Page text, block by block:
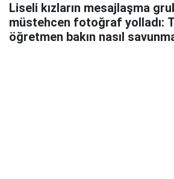
Liseli kızların mesajlaşma
müstehcen fotoğraf yolladı:
öğretmen bakın nasıl